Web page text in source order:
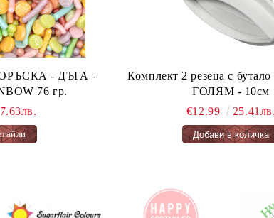
- ДЪГА -
PASTEL RAINBOW 76 гр.
7.63лв.
Комплект 2 резеца с
ГОЛЯМ - 10см
€12.99
25.41лв.